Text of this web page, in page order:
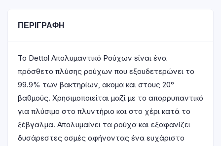
ΠΕΡΙΓΡΑΦΉ
Το Dettol Απολυμαντικό Ρούχων είναι ένα
πρόσθετο πλύσης ρούχων που εξουδετερώνει το
99.9% των βακτηρίων, ακομα και στους 20°
βαθμούς. Χρησιμοποιείται μαζί με το απορρυπαντικό
για πλύσιμο στο πλυντήριο και στο χέρι κατά το
ξέβγαλμα. Απολυμαίνει τα ρούχα και εξαφανίζει
δυσάρεστες οσμές αφήνοντας ένα ευχάριστο